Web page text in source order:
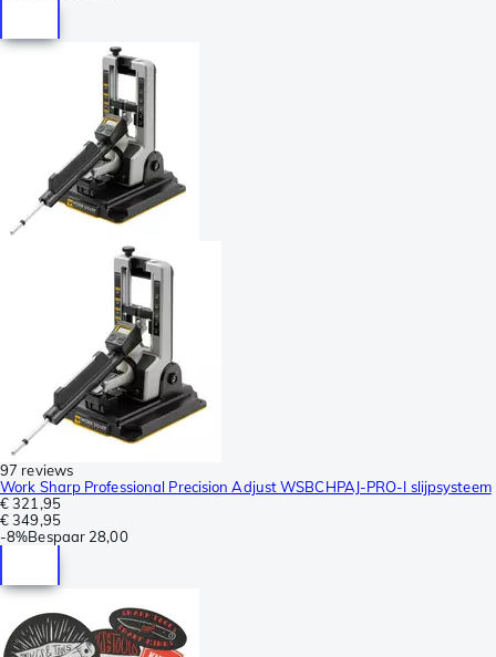
97 reviews
Work Sharp Professional Precision Adjust WSBCHPAJ-PRO-I slijpsysteem
€ 321,95
€ 349,95
-8%Bespaar 28,00